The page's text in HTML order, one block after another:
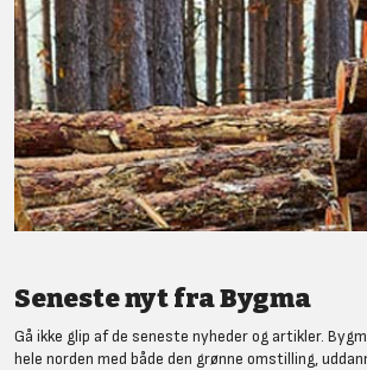
Seneste nyt fra Bygma
Gå ikke glip af de seneste nyheder og artikler.
hele norden med både den grønne omstilling,